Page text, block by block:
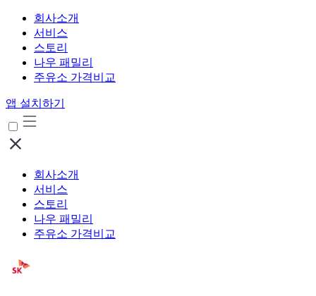
회사소개
서비스
스토리
나우 패밀리
주유소 가격비교
앱 설치하기
회사소개
서비스
스토리
나우 패밀리
주유소 가격비교